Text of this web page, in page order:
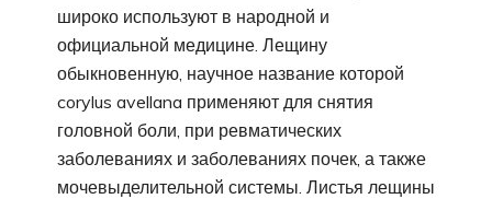
широко используют в народной и
официальной медицине. Лещину
обыкновенную, научное название которой
corylus avellana применяют для снятия
головной боли, при ревматических
заболеваниях и заболеваниях почек, а также
мочевыделительной системы. Листья лещины